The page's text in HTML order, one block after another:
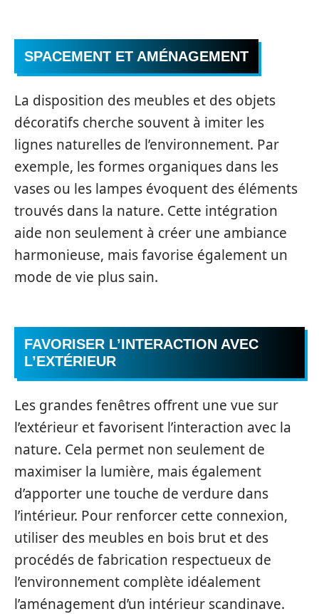
SPACEMENT ET AMÉNAGEMENT
La disposition des meubles et des objets
décoratifs cherche souvent à imiter les
lignes naturelles de l’environnement. Par
exemple, les formes organiques dans les
vases ou les lampes évoquent des éléments
trouvés dans la nature. Cette intégration
aide non seulement à créer une ambiance
harmonieuse, mais favorise également un
mode de vie plus sain.
FAVORISER L’INTERACTION AVEC
L’EXTÉRIEUR
Les grandes fenêtres offrent une vue sur
l’extérieur et favorisent l’interaction avec la
nature. Cela permet non seulement de
maximiser la lumière, mais également
d’apporter une touche de verdure dans
l’intérieur. Pour renforcer cette connexion,
utiliser des meubles en bois brut et des
procédés de fabrication respectueux de
l’environnement complète idéalement
l’aménagement d’un intérieur scandinave.